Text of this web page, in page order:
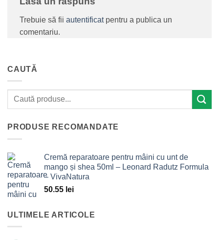
Trebuie să fii autentificatpentru a publica un
comentariu.
CAUTĂ
PRODUSE RECOMANDATE
Cremă reparatoare pentru mâini cu unt de
mango și shea 50ml – Leonard Radutz Formula
– VivaNatura
50.55 lei
ULTIMELE ARTICOLE